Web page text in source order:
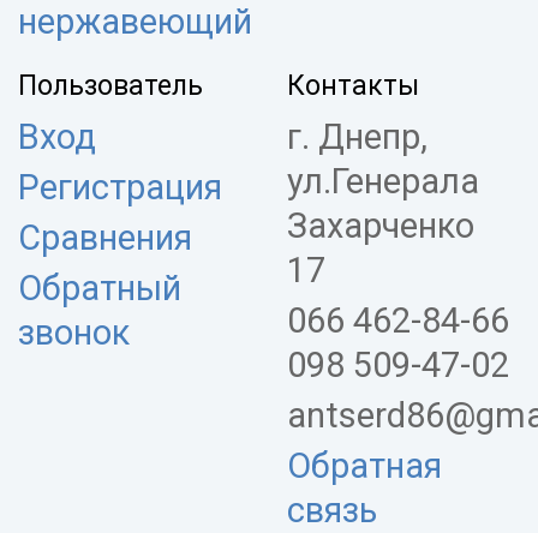
нержавеющий
Пользователь
Вход
Регистрация
Сравнения
Обратный
звонок
Контакты
г. Днепр,
ул.Генерала
Захарченко
17
066 462-84-66
098 509-47-02
Обратная
связь